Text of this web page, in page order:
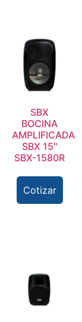
SBX
BOCINA
AMPLIFICADA
SBX 15″
SBX-1580R
Cotizar